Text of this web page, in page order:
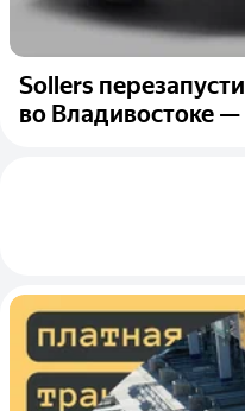
Sollers
во Владивостоке —